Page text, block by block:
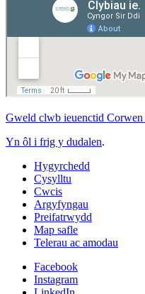
Gweld clwb ieuenctid
Yn ôl i frig y dudalen.
Hygyrchedd
Cysylltu
Cwcis
Argyfyngau
Preifatrwydd
Map safle
Telerau ac amodau
Facebook
Instagram